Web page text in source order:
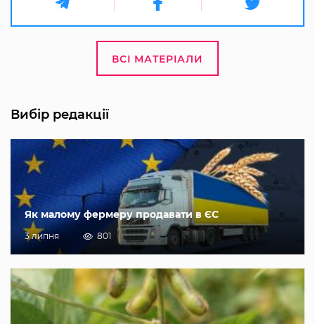
ВСІ МАТЕРІАЛИ
Вибір редакції
Як малому фермеру продавати в ЄС
3 липня 801